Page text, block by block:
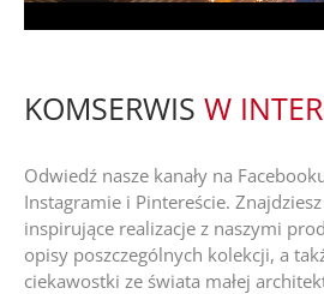
KOMSERWIS W
Odwiedź nasze kanały na
Instagramie i Pintereście.
inspirujące realizacje z naszymi
opisy poszczególnych kolekcji, a
ciekawostki ze świata małej